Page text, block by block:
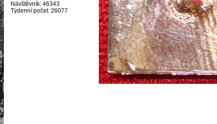
Návštěvník: 46343
Týdenní počet: 26077